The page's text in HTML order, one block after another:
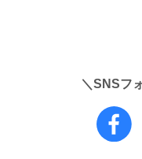
＼SNSフ